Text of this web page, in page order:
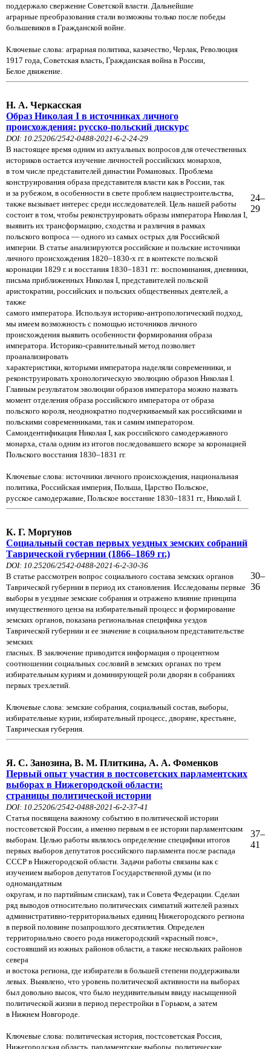
поддержало свержение Советской власти. Дальнейшие
аграрные преобразования стали возможны только после победы
большевиков в Гражданской войне.
Ключевые слова: аграрная политика, казачество, Черлак, Революция
1917 года, Советская власть, Гражданская война в России,
Белое движение.
Н. А. Черкасская
Образ Николая I в источниках личного
происхождения: русско-польский дискурс
DOI: 10.25206/2542-0488-2021-6-2-24-29
В настоящее время одним из актуальных вопросов для отечественных
историков остается изучение личностей российских монархов,
в том числе представителей династии Романовых. Проблема
конструирования образа представителя власти как в России, так
и за рубежом, в особенности в свете проблем нациестроительства,
также вызывает интерес среди исследователей. Цель нашей работы
состоит в том, чтобы реконструировать образы императора Николая I,
выявить их трансформацию, сходства и различия в рамках
польского вопроса — одного из самых острых для Российской
империи. В статье анализируются российские и польские источники
личного происхождения 1820–1830-х гг. в контексте польской
коронации 1829 г. и восстания 1830–1831 гг.: воспоминания, дневники,
письма приближенных Николая I, представителей польской
аристократии, российских и польских общественных деятелей, а
также
самого императора. Используя историко-антропологический подход,
мы имеем возможность с помощью источников личного
происхождения выявить особенности формирования образа
императора. Историко-сравнительный метод позволяет
проанализировать
характеристики, которыми императора наделяли современники, и
реконструировать хронологическую эволюцию образов Николая I.
Главным результатом эволюции образов императора можно назвать
момент отделения образа российского императора от образа
польского короля, неоднократно подчеркиваемый как российскими и
польскими современниками, так и самим императором.
Самоидентификация Николая I, как российского самодержавного
монарха, стала одним из итогов последовавшего вскоре за коронацией
Польского восстания 1830–1831 гг.
Ключевые слова: источники личного происхождения, национальная
политика, Российская империя, Польша, Царство Польское,
русское самодержавие, Польское восстание 1830–1831 гг., Николай I.
24–
29
К. Г. Моргунов
Социальный состав первых уездных земских собраний
Таврической губернии (1866–1869 гг.)
DOI: 10.25206/2542-0488-2021-6-2-30-36
В статье рассмотрен вопрос социального состава земских органов
Таврической губернии в период их становления. Исследованы первые
выборы в уездные земские собрания и отражено влияние принципа
имущественного ценза на избирательный процесс и формирование
земских органов, показана региональная специфика уездов
Таврической губернии и ее значение в социальном представительстве
земских
гласных. В заключение приводится информация о процентном
соотношении социальных сословий в земских органах по трем
избирательным куриям и доминирующей роли дворян в собраниях
первых трехлетий.
Ключевые слова: земские собрания, социальный состав, выборы,
избирательные курии, избирательный процесс, дворяне, крестьяне,
Таврическая губерния.
30–
36
Я. С. Занозина, В. М. Плиткина, А. А. Фоменков
Первый опыт участия в постсоветских парламентских
выборах в Нижегородской области:
страницы политической истории
DOI: 10.25206/2542-0488-2021-6-2-37-41
Статья посвящена важному событию в политической истории
постсоветской России, а именно первым в ее истории парламентским
выборам. Целью работы являлось определение специфики итогов
первых выборов депутатов российского парламента после распада
СССР в Нижегородской области. Задачи работы связаны как с
изучением выборов депутатов Государственной думы (и по
одномандатным
округам, и по партийным спискам), так и Совета Федерации. Сделан
ряд выводов относительно политических симпатий жителей разных
административно-территориальных единиц Нижегородского региона
в первой половине позапрошлого десятилетия. Определен
территориально своего рода нижегородский «красный пояс»,
состоявший из южных районов области, а также нескольких районов
севера
и востока региона, где избиратели в большей степени поддерживали
левых. Выявлено, что уровень политической активности на выборах
был довольно высок, что было неудивительным ввиду насыщенной
политической жизни в период перестройки в Горьком, а затем
в Нижнем Новгороде.
Ключевые слова: политическая история, постсоветская Россия,
Нижегородская область, парламентские выборы, политические
37–
41